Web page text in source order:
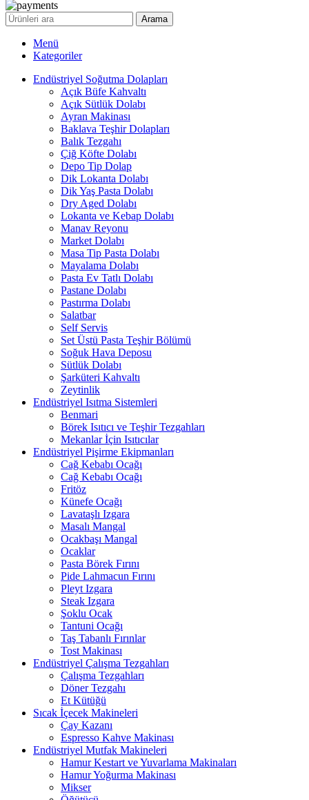
Arama
Menü
Kategoriler
Endüstriyel Soğutma Dolapları
Açık Büfe Kahvaltı
Açık Sütlük Dolabı
Ayran Makinası
Baklava Teşhir Dolapları
Balık Tezgahı
Çiğ Köfte Dolabı
Depo Tip Dolap
Dik Lokanta Dolabı
Dik Yaş Pasta Dolabı
Dry Aged Dolabı
Lokanta ve Kebap Dolabı
Manav Reyonu
Market Dolabı
Masa Tip Pasta Dolabı
Mayalama Dolabı
Pasta Ev Tatlı Dolabı
Pastane Dolabı
Pastırma Dolabı
Salatbar
Self Servis
Set Üstü Pasta Teşhir Bölümü
Soğuk Hava Deposu
Sütlük Dolabı
Şarküteri Kahvaltı
Zeytinlik
Endüstriyel Isıtma Sistemleri
Benmari
Börek Isıtıcı ve Teşhir Tezgahları
Mekanlar İçin Isıtıcılar
Endüstriyel Pişirme Ekipmanları
Cağ Kebabı Ocağı
Cağ Kebabı Ocağı
Fritöz
Künefe Ocağı
Lavataşlı Izgara
Masalı Mangal
Ocakbaşı Mangal
Ocaklar
Pasta Börek Fırını
Pide Lahmacun Fırını
Pleyt Izgara
Steak Izgara
Şoklu Ocak
Tantuni Ocağı
Taş Tabanlı Fırınlar
Tost Makinası
Endüstriyel Çalışma Tezgahları
Çalışma Tezgahları
Döner Tezgahı
Et Kütüğü
Sıcak İçecek Makineleri
Çay Kazanı
Espresso Kahve Makinası
Endüstriyel Mutfak Makineleri
Hamur Kestart ve Yuvarlama Makinaları
Hamur Yoğurma Makinası
Mikser